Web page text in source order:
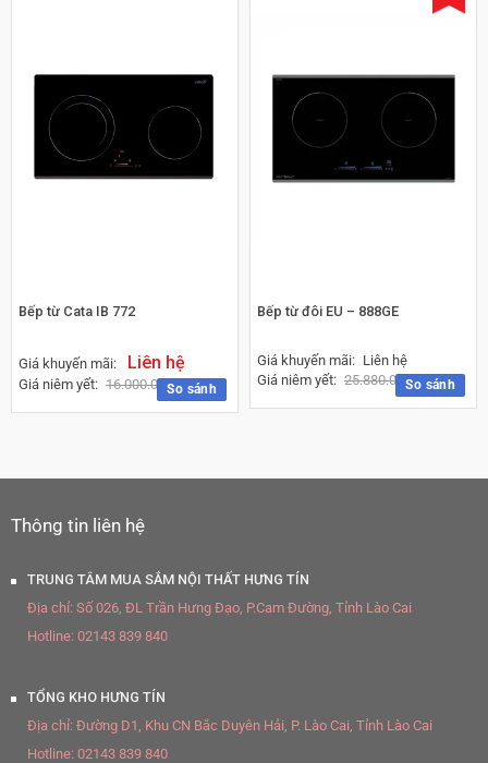
So sánh
Bếp từ Cata IB 772
Giá khuyến mãi: Liên hệ
Giá niêm yết: 16.000.000₫ So sánh
Bếp từ đôi EU – 888GE
Giá khuyến mãi: Liên hệ
Giá niêm yết: 25.880.000₫
Thông tin liên hệ
TRUNG TÂM MUA SẮM NỘI THẤT HƯNG TÍN
Địa chỉ: Số 026, ĐL Trần Hưng Đạo, P.Cam Đường, Tỉnh Lào Cai
Hotline: 02143 839 840
TỔNG KHO HƯNG TÍN
Địa chỉ: Đường D1, Khu CN Bắc Duyên Hải, P. Lào Cai, Tỉnh Lào Cai
Hotline: 02143 839 840